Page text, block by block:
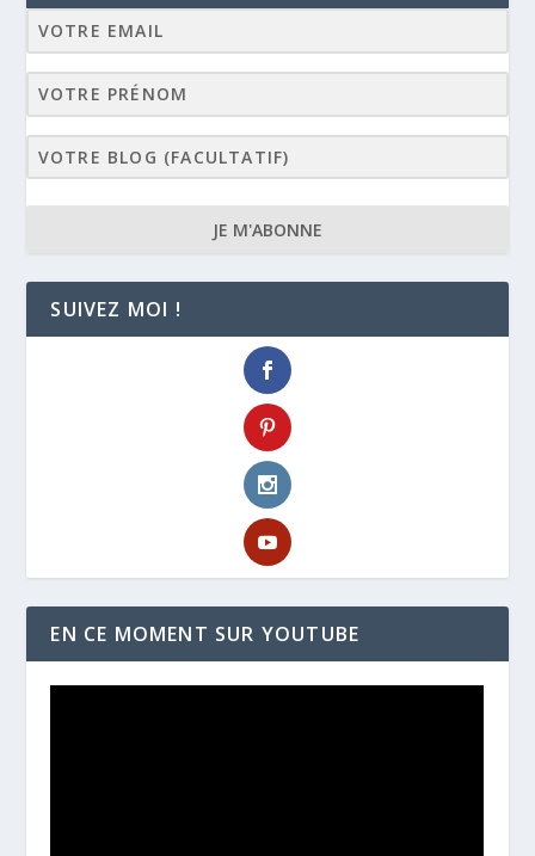
JE M'ABONNE
SUIVEZ MOI !
EN CE MOMENT SUR YOUTUBE